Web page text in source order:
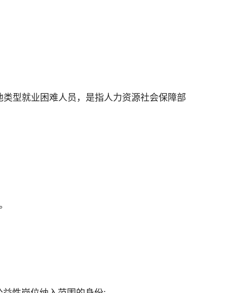
型就业困难人员，是指人力资源社会保障部